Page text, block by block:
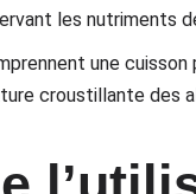
les nutriments
une
croustillante des